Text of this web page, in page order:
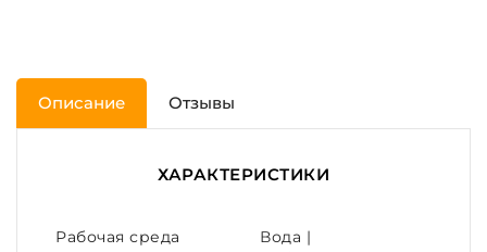
Описание Отзывы
ХАРАКТЕРИСТИКИ
Рабочая среда
Вода |